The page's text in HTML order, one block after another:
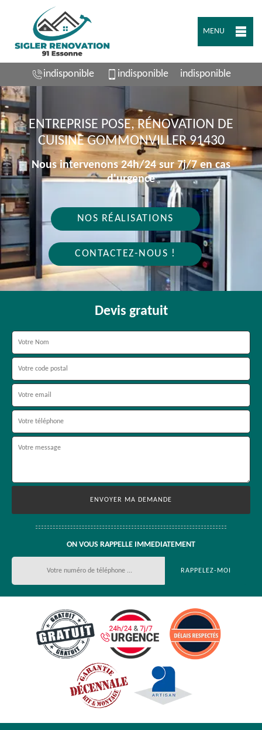
MENU
indisponible indisponible indisponible
ENTREPRISE POSE, RÉNOVATION DE
CUISINE GOMMONVILLER 91430
Nous intervenons 24h/24 sur 7j/7 en cas
d'urgence
NOS RÉALISATIONS
CONTACTEZ-NOUS !
Devis gratuit
ON VOUS RAPPELLE IMMEDIATEMENT